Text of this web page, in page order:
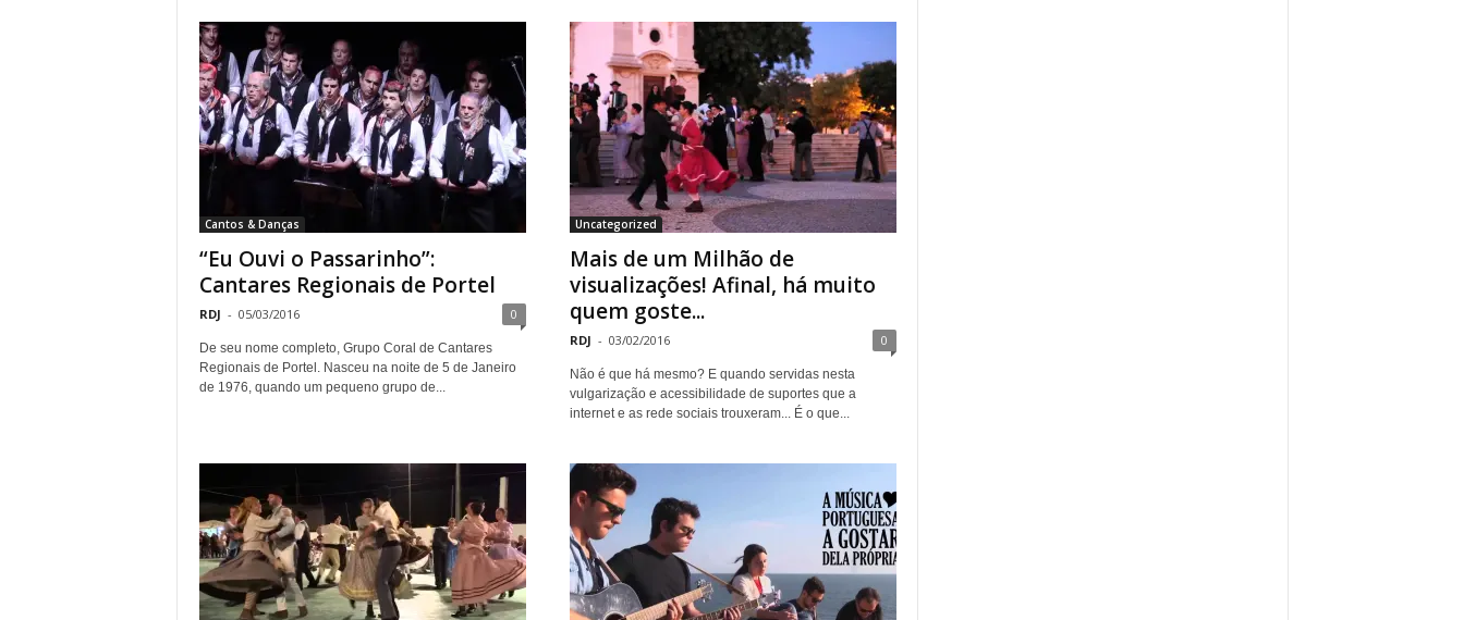
Cantos & Danças
“Eu Ouvi o Passarinho”:
Cantares Regionais de Portel
RDJ - 05/03/2016 0
De seu nome completo, Grupo Coral de Cantares
Regionais de Portel. Nasceu na noite de 5 de Janeiro
de 1976, quando um pequeno grupo de...
Uncategorized
Mais de um Milhão de
visualizações! Afinal, há muito
quem goste...
RDJ - 03/02/2016 0
Não é que há mesmo? E quando servidas nesta
vulgarização e acessibilidade de suportes que a
internet e as rede sociais trouxeram... É o que...